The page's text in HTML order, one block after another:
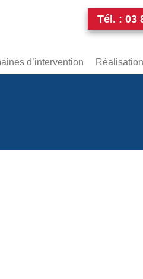
Tél. : 03
d’intervention